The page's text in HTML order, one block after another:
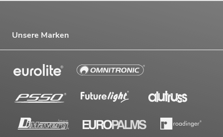
Unsere Marken